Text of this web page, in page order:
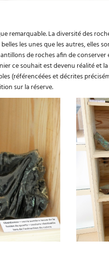
remarquable. La diversité des
les unes que les autres, elles
de roches afin de
ce souhait est devenu réalité et
(référencéées et décrites
sur la réserve.